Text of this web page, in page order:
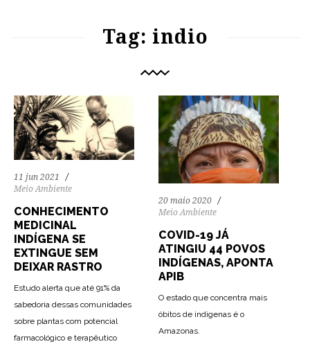
Tag: indio
11 jun 2021
Meio Ambiente
CONHECIMENTO
MEDICINAL
INDÍGENA SE
EXTINGUE SEM
DEIXAR RASTRO
Estudo alerta que até 91% da
sabedoria dessas comunidades
sobre plantas com potencial
farmacológico e terapêutico
20 maio 2020
Meio Ambiente
COVID-19 JÁ
ATINGIU 44 POVOS
INDÍGENAS, APONTA
APIB
O estado que concentra mais
óbitos de indígenas é o
Amazonas.